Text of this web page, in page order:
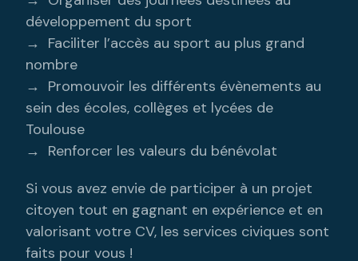
développement du sport
→ Faciliter l’accès au sport au plus grand
nombre
→ Promouvoir les différents évènements au
sein des écoles, collèges et lycées de
Toulouse
→ Renforcer les valeurs du bénévolat
Si vous avez envie de participer à un projet
citoyen tout en gagnant en expérience et en
valorisant votre CV, les services civiques sont
faits pour vous !